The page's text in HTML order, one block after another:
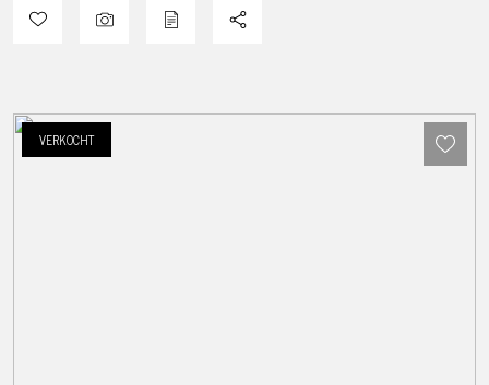
VERKOCHT